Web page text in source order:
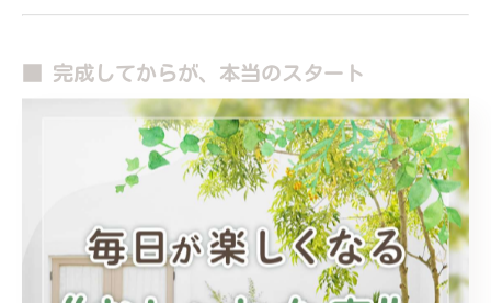
■ 完成してからが、本当のスタート
美味しい肉も、
焼き上がった瞬間がゴールではありません。
最適なタイミングで口に運んで、
はじめて「美味しい」と感じます。